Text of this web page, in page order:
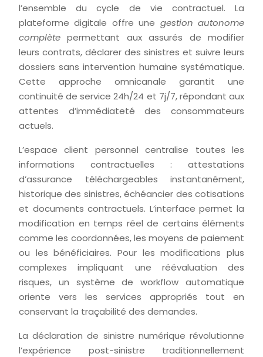
l’ensemble du cycle de vie contractuel. La
plateforme digitale offre une gestion autonome
complète permettant aux assurés de modifier
leurs contrats, déclarer des sinistres et suivre leurs
dossiers sans intervention humaine systématique.
Cette approche omnicanale garantit une
continuité de service 24h/24 et 7j/7, répondant aux
attentes d’immédiateté des consommateurs
actuels.
L’espace client personnel centralise toutes les
informations contractuelles : attestations
d’assurance téléchargeables instantanément,
historique des sinistres, échéancier des cotisations
et documents contractuels. L’interface permet la
modification en temps réel de certains éléments
comme les coordonnées, les moyens de paiement
ou les bénéficiaires. Pour les modifications plus
complexes impliquant une réévaluation des
risques, un système de workflow automatique
oriente vers les services appropriés tout en
conservant la traçabilité des demandes.
La déclaration de sinistre numérique révolutionne
l’expérience post-sinistre traditionnellement